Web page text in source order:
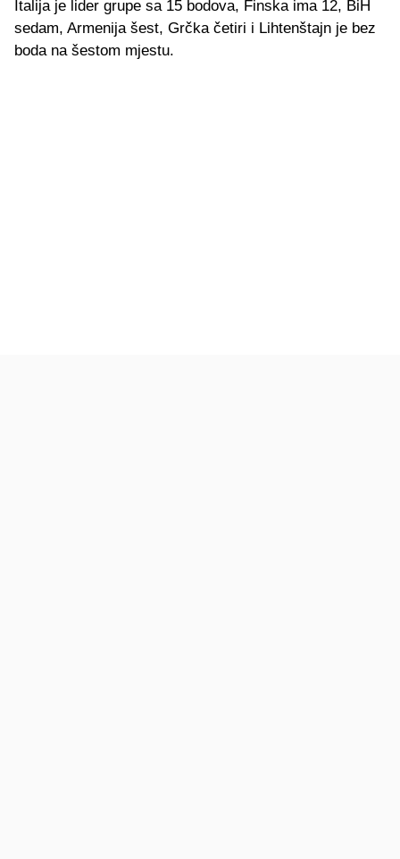
Italija je lider grupe sa 15 bodova, Finska ima 12, BiH
sedam, Armenija šest, Grčka četiri i Lihtenštajn je bez
boda na šestom mjestu.